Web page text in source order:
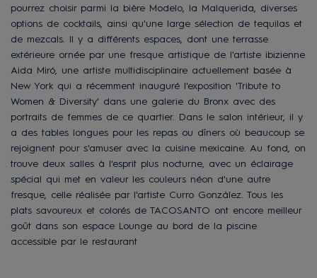
pourrez choisir parmi la bière Modelo, la Malquerida, diverses
options de cocktails, ainsi qu'une large sélection de tequilas et
de mezcals. Il y a différents espaces, dont une terrasse
extérieure ornée par une fresque artistique de l'artiste ibizienne
Aida Miró, une artiste multidisciplinaire actuellement basée à
New York qui a récemment inauguré l'exposition 'Tribute to
Women & Diversity' dans une galerie du Bronx avec des
portraits de femmes de ce quartier. Dans le salon intérieur, il y
a des tables longues pour les repas ou dîners où beaucoup se
rejoignent pour s'amuser avec la cuisine mexicaine. Au fond, on
trouve deux salles à l'esprit plus nocturne, avec un éclairage
spécial qui met en valeur les couleurs néon d'une autre
fresque, celle réalisée par l'artiste Curro González. Tous les
plats savoureux et colorés de TACOSANTO ont encore meilleur
goût dans son espace Lounge au bord de la piscine
accessible par le restaurant